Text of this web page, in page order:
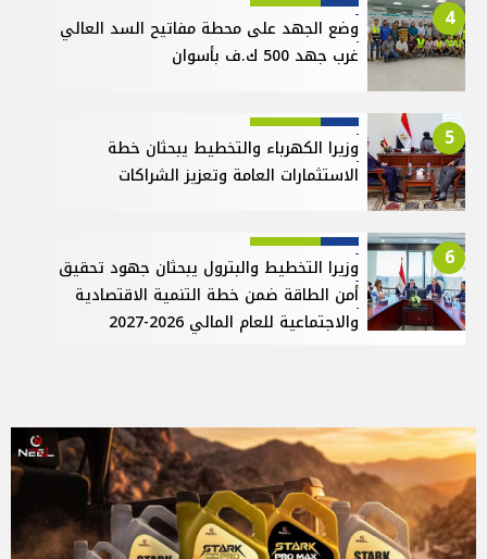
4
وضع الجهد على محطة مفاتيح السد العالي
غرب جهد 500 ك.ف بأسوان
5
وزيرا الكهرباء والتخطيط يبحثان خطة
الاستثمارات العامة وتعزيز الشراكات
6
وزيرا التخطيط والبترول يبحثان جهود تحقيق
أمن الطاقة ضمن خطة التنمية الاقتصادية
والاجتماعية للعام المالي 2026-2027